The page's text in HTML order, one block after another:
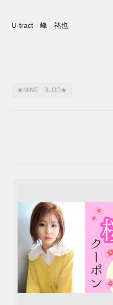
U-tract 峰 祐也
★MINE BLOG★